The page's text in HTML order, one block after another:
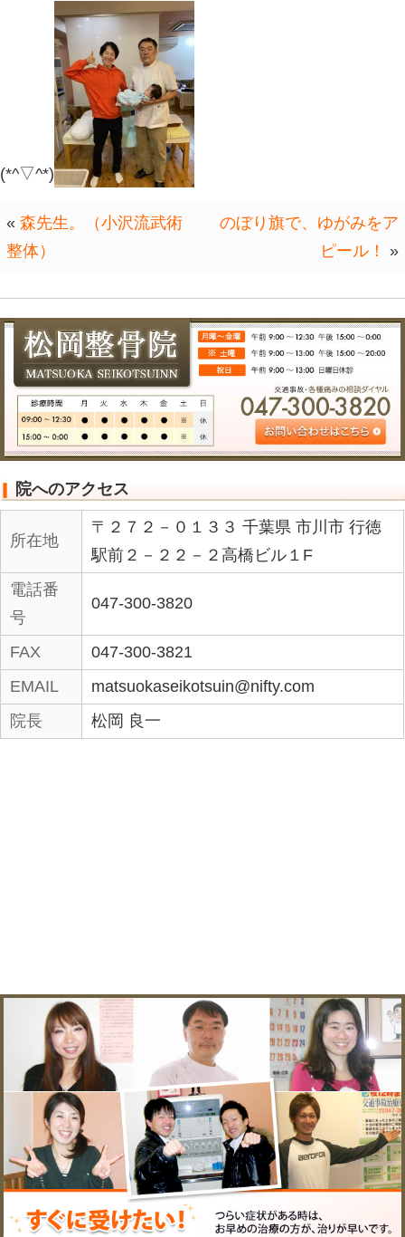
田所さんファミリーを見てますと
そこに娘さんが居て
奥さんが居て
それだけで，幸せなんだが伝わりま
ありがとうございます！
幸せ気分にさせて頂きました。
また，お待ちしております。
(*^▽^*)
«森先生。（小沢流武術
整体）
院へのアクセス
所在地
〒２７２－０１３３ 千
駅前２－２２－２高橋ビ
電話番
号
047-300-3820